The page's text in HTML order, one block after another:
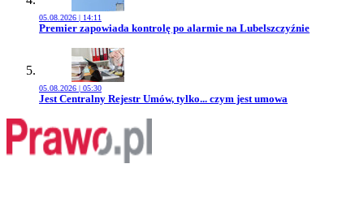
05.08.2026 | 14:11
Przejdź do artykułu:
Premier zapowiada kontrolę po alarmie na Lubelszczyźnie
05.08.2026 | 05:30
Przejdź do artykułu:
Jest Centralny Rejestr Umów, tylko... czym jest umowa